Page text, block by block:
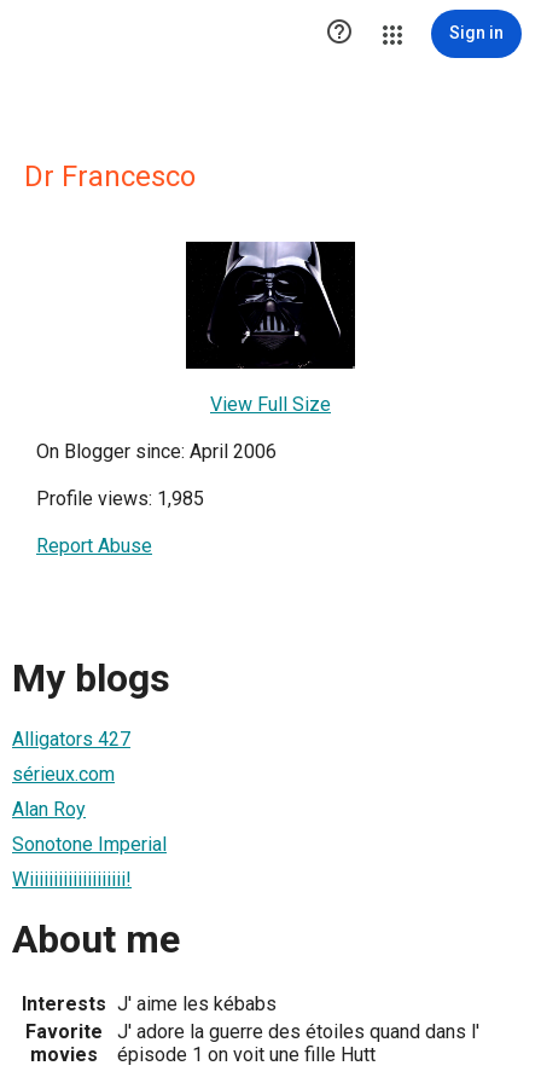
 Sign in
Dr Francesco
View Full Size
On Blogger since: April 2006
Profile views: 1,985
Report Abuse
My blogs
Alligators 427
sérieux.com
Alan Roy
Sonotone Imperial
Wiiiiiiiiiiiiiiiiiiii!
About me
Interests J' aime les kébabs
Favorite
movies
J' adore la guerre des étoiles quand dans l'
épisode 1 on voit une fille Hutt